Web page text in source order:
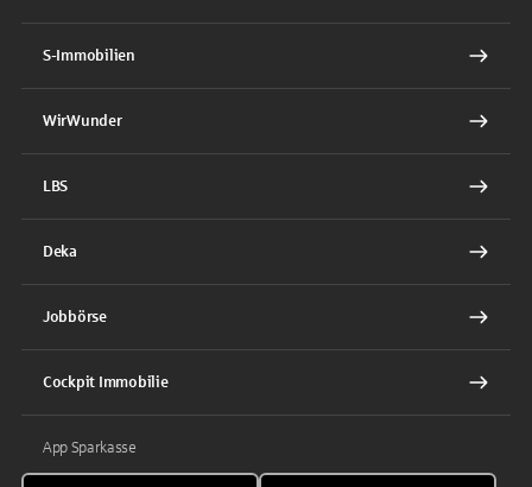
S-Immobilien
WirWunder
LBS
Deka
Jobbörse
Cockpit Immobilie
App Sparkasse